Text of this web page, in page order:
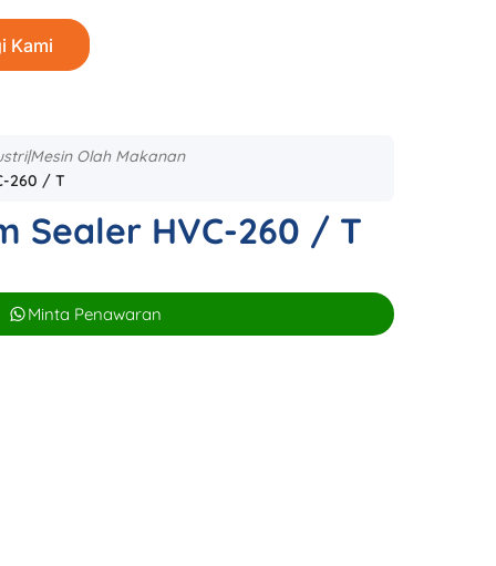
Kami
Olah Makanan
260 / T
Sealer HVC-260 / T
Minta Penawaran